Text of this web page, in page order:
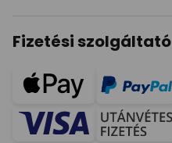
Fizetési szolgáltató